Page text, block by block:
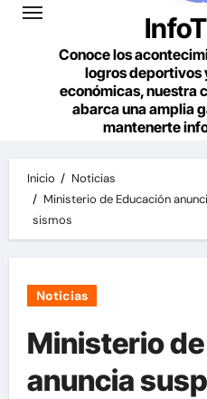
Conoce los
logros deportivos
económicas, nuestra
abarca una amplia
mantenerte
Inicio
Noticias
Ministerio de Educación
sismos
Noticias
Ministerio
anuncia